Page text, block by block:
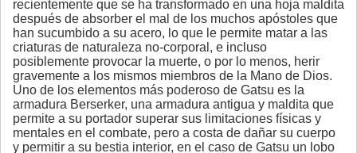
recientemente que se ha transformado en una hoja maldita
después de absorber el mal de los muchos apóstoles que
han sucumbido a su acero, lo que le permite matar a las
criaturas de naturaleza no-corporal, e incluso
posiblemente provocar la muerte, o por lo menos, herir
gravemente a los mismos miembros de la Mano de Dios.
Uno de los elementos más poderoso de Gatsu es la
armadura Berserker, una armadura antigua y maldita que
permite a su portador superar sus limitaciones físicas y
mentales en el combate, pero a costa de dañar su cuerpo
y permitir a su bestia interior, en el caso de Gatsu un lobo